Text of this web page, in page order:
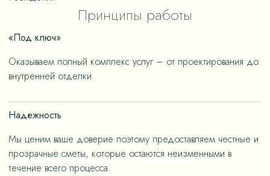
проектах и с радостью выполним их строительство.
исключает «мостики холода». Строим, строго
соблюдая технологию, поэтому можем
гарантировать, что ваш загородный дом прослужит
долго, и станет зоной комфорта и уюта для всех
членов семьи.
дизайнеров: «Эргономичность. Качество». Строим
«под ключ» – вам не придётся проводить выходные
в строительных магазинах. Интерьеры с отделкой
премиального качества от СК «Гамма Строительства»
– не только эстетичные, но и долговечные, как за
счет дизайнерских решений, ориентированных на
«медленную моду».
Принципы работы
«Под ключ»
Оказываем полный комплекс услуг – от проектирования до
внутренней отделки.
Надежность
Мы ценим ваше доверие поэтому предоставляем честные и
прозрачные сметы, которые остаются неизменными в
течение всего процесса.